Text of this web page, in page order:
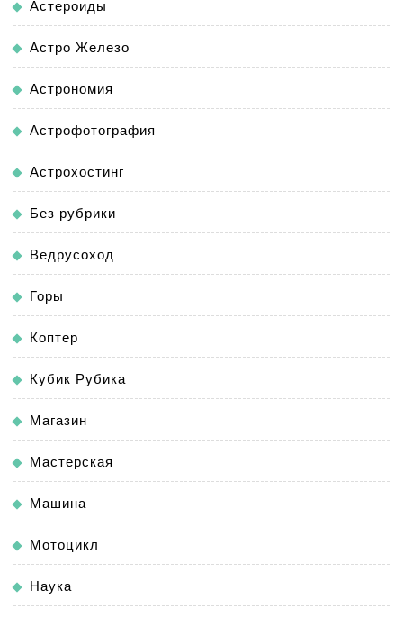
Астероиды
Астро Железо
Астрономия
Астрофотография
Астрохостинг
Без рубрики
Ведрусоход
Горы
Коптер
Кубик Рубика
Магазин
Мастерская
Машина
Мотоцикл
Наука